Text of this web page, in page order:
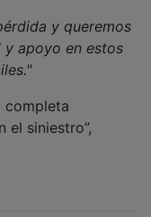
y queremos
apoyo en estos
completa
el siniestro”,